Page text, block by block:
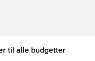
til alle budgetter